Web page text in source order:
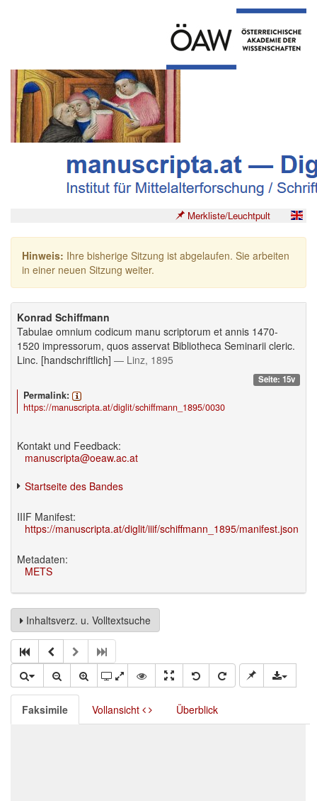
Merkliste/Leuchtpult
Hinweis: Ihre bisherige Sitzung ist abgelaufen. Sie arbeiten
in einer neuen Sitzung weiter.
Konrad Schiffmann
Tabulae omnium codicum manu scriptorum et annis 1470-
1520 impressorum, quos asservat Bibliotheca Seminarii cleric.
Linc. [handschriftlich] — Linz, 1895
Seite: 15v
Permalink:
https://manuscripta.at/diglit/schiffmann_1895/0030
Kontakt und Feedback:
manuscripta@oeaw.ac.at
Startseite des Bandes
IIIF Manifest:
https://manuscripta.at/diglit/iiif/schiffmann_1895/manifest.json
Metadaten:
METS
Inhaltsverz. u. Volltextsuche
Faksimile Vollansicht Überblick